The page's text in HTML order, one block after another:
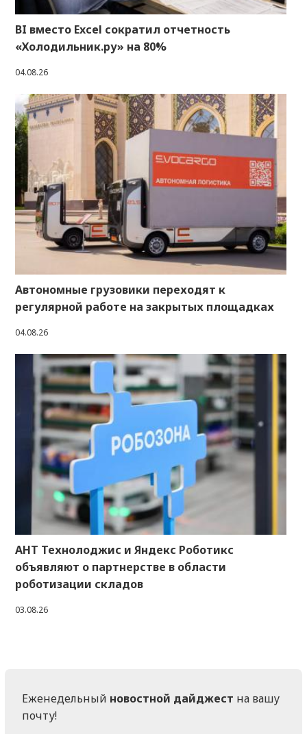
BI вместо Excel сократил отчетность
«Холодильник.ру» на 80%
04.08.26
Автономные грузовики переходят к
регулярной работе на закрытых площадках
04.08.26
АНТ Технолоджис и Яндекс Роботикс
объявляют о партнерстве в области
роботизации складов
03.08.26
Еженедельный новостной дайджест на вашу
почту!